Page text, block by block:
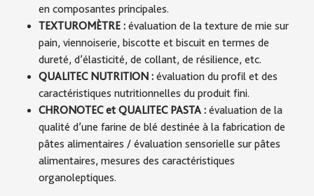
en composantes principales.
TEXTUROMÈTRE : évaluation de la texture de mie sur
pain, viennoiserie, biscotte et biscuit en termes de
dureté, d’élasticité, de collant, de résilience, etc.
QUALITEC NUTRITION : évaluation du profil et des
caractéristiques nutritionnelles du produit fini.
CHRONOTEC et QUALITEC PASTA : évaluation de la
qualité d’une farine de blé destinée à la fabrication de
pâtes alimentaires / évaluation sensorielle sur pâtes
alimentaires, mesures des caractéristiques
organoleptiques.